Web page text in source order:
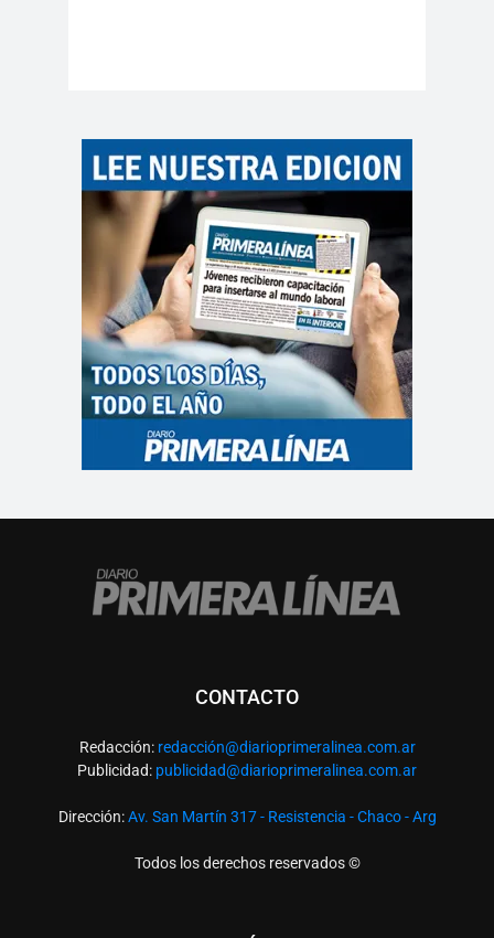
CONTACTO
Redacción: redacción@diarioprimeralinea.com.ar
Publicidad: publicidad@diarioprimeralinea.com.ar
Dirección:Av. San Martín 317 - Resistencia - Chaco - Arg
Todos los derechos reservados ©